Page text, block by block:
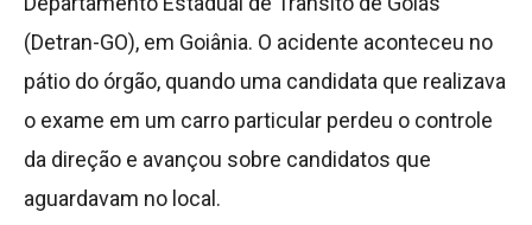
(Detran-GO), em Goiânia. O acidente aconteceu no
pátio do órgão, quando uma candidata que realizava
o exame em um carro particular perdeu o controle
da direção e avançou sobre candidatos que
aguardavam no local.